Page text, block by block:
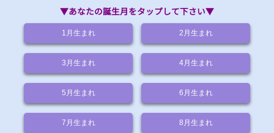
▼あなたの誕生月をタップして下さい▼
1月生まれ 2月生まれ
3月生まれ 4月生まれ
5月生まれ 6月生まれ
7月生まれ 8月生まれ